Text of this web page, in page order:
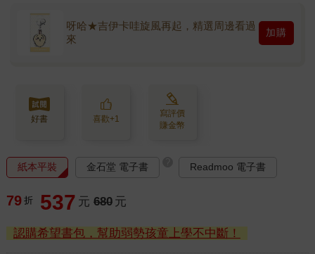
呀哈★吉伊卡哇旋風再起，精選周邊看過
來
加購
好書 喜歡+1
寫評價
賺金幣
紙本平裝 金石堂 電子書 Readmoo 電子書
79 折 537 元 680 元
認購希望書包，幫助弱勢孩童上學不中斷！